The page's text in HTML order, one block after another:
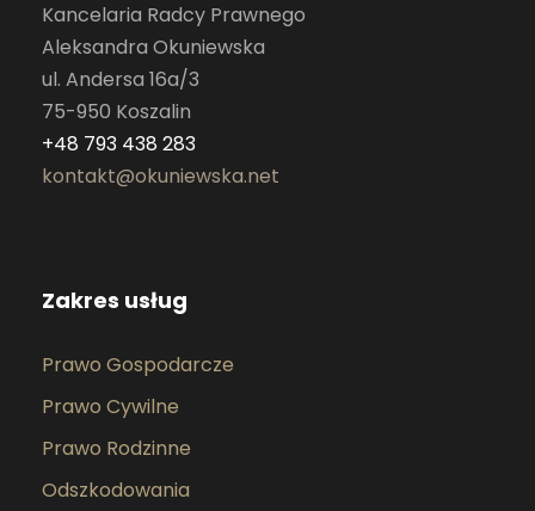
Kancelaria Radcy Prawnego
Aleksandra Okuniewska
ul. Andersa 16a/3
75-950 Koszalin
+48 793 438 283
kontakt@okuniewska.net
Zakres usług
Prawo Gospodarcze
Prawo Cywilne
Prawo Rodzinne
Odszkodowania